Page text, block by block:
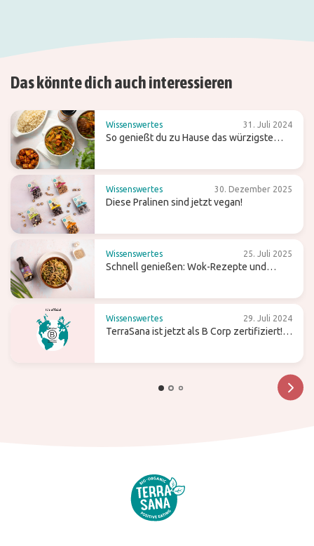
Das könnte dich auch interessieren
Wissenswertes 31. Juli 2024
So genießt du zu Hause das würzigste
Wissenswertes 30. Dezember 2025
Diese Pralinen sind jetzt vegan!
Wissenswertes 25. Juli 2025
Schnell genießen: Wok-Rezepte und
Wissenswertes 29. Juli 2024
TerraSana ist jetzt als B Corp zertifiziert!